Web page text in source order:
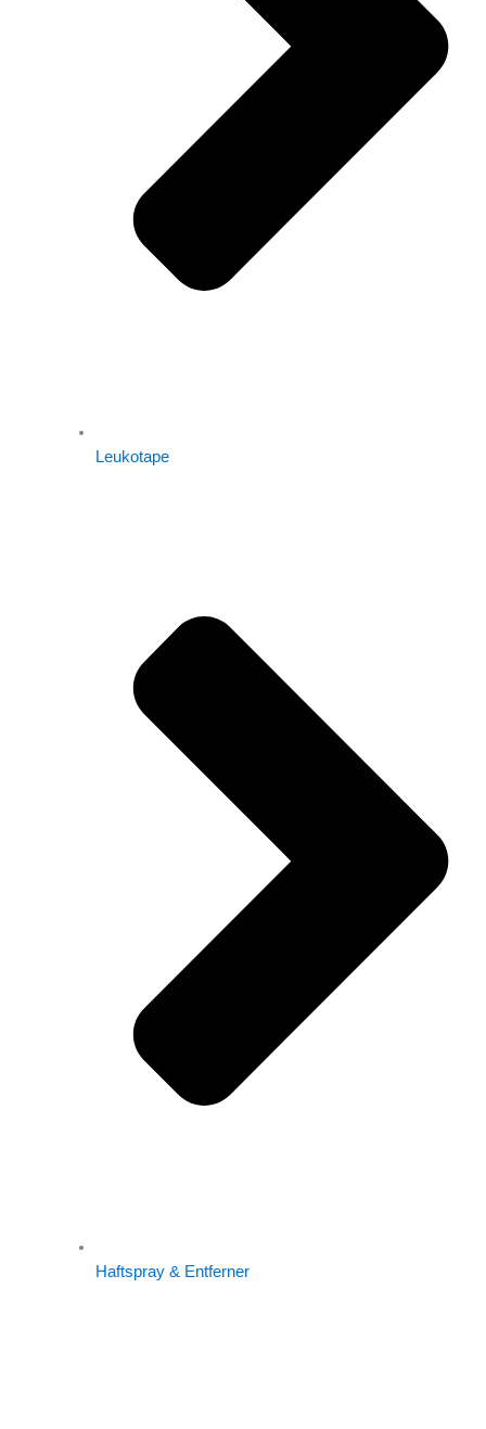
Leukotape
Haftspray & Entferner